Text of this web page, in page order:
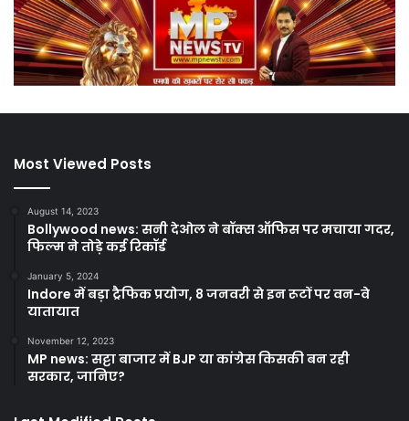
Most Viewed Posts
August 14, 2023
Bollywood news: सनी देओल ने बॉक्स ऑफिस पर मचाया गदर,
फिल्म ने तोड़े कई रिकॉर्ड
January 5, 2024
Indore में बड़ा ट्रैफिक प्रयोग, 8 जनवरी से इन रूटों पर वन-वे
यातायात
November 12, 2023
MP news: सट्टा बाजार में BJP या कांग्रेस किसकी बन रही
सरकार, जानिए?